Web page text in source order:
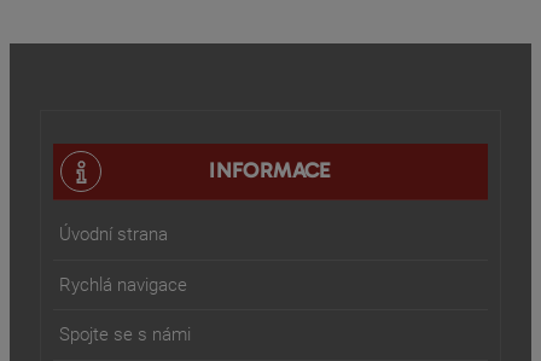
INFORMACE
Úvodní strana
Rychlá navigace
Spojte se s námi